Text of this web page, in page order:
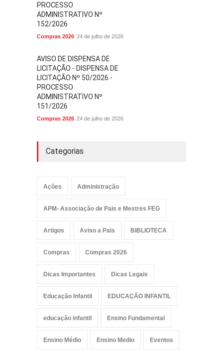
PROCESSO
ADMINISTRATIVO Nº
152/2026
Compras 2026 24 de julho de 2026
AVISO DE DISPENSA DE
LICITAÇÃO - DISPENSA DE
LICITAÇÃO Nº 50/2026 -
PROCESSO
ADMINISTRATIVO Nº
151/2026
Compras 2026 24 de julho de 2026
Categorias
Ações Administração
APM- Associação de Pais e Mestres FEG
Artigos Aviso a Pais BIBLIOTECA
Compras Compras 2026
Dicas Importantes Dicas Legais
Educação Infantil EDUCAÇÃO INFANTIL
educação infantil Ensino Fundamental
Ensino Médio Ensino Medio Eventos